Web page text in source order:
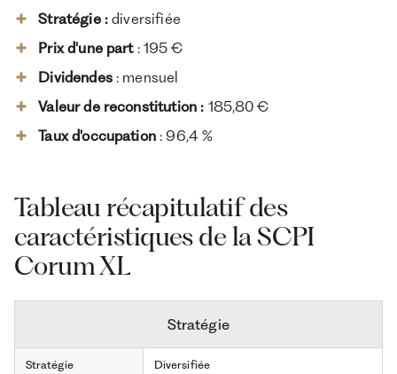
Stratégie :diversifiée
Prix d'une part: 195 €
Dividendes : mensuel
Valeur de reconstitution : 185,80 €
Taux d'occupation: 96,4 %
Tableau récapitulatif des
caractéristiques de la SCPI
Corum XL
Stratégie
Stratégie Diversifiée